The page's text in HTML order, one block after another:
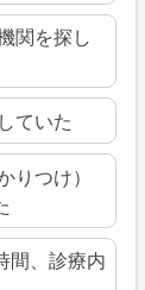
関を探し
ていた
つけ）
間、診療内